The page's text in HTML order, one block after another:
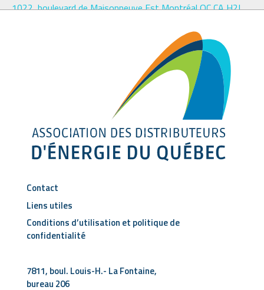
1022, boulevard de Maisonneuve Est Montréal QC CA H2L
915, rue Ontario Est Montréal QC CA H2L 1P6
ULTRAMAR
1.98km
Couche-Tard
ESSO
514-846-0176
Contact
Liens utiles
Conditions d’utilisation et politique de
confidentialité
7811, boul. Louis-H.- La Fontaine,
bureau 206